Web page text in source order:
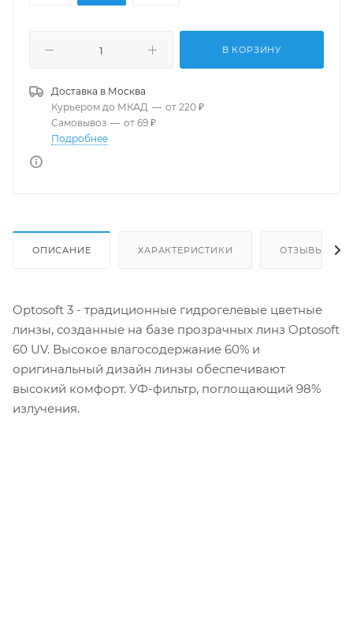
В КОРЗИНУ
Доставка в Москва
Курьером до МКАД — от 220 ₽
Самовывоз — от 69 ₽
Подробнее
ОПИСАНИЕ ХАРАКТЕРИСТИКИ ОТЗЫВЫ
Optosoft 3 - традиционные гидрогелевые цветные
линзы, созданные на базе прозрачных линз Optosoft
60 UV. Высокое влагосодержание 60% и
оригинальный дизайн линзы обеспечивают
высокий комфорт. УФ-фильтр, поглощающий 98%
излучения.